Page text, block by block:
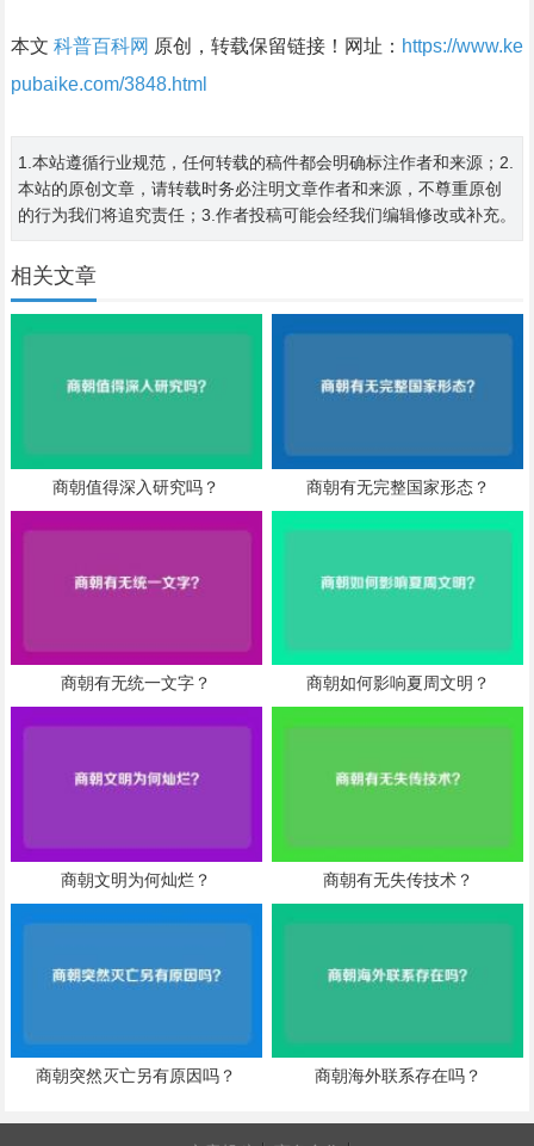
本文 科普百科网 原创，转载保留链接！网址： https://www.ke
pubaike.com/3848.html
1.本站遵循行业规范，任何转载的稿件都会明确标注作者和来源；2.
本站的原创文章，请转载时务必注明文章作者和来源，不尊重原创
的行为我们将追究责任；3.作者投稿可能会经我们编辑修改或补充。
相关文章
商朝值得深入研究吗？ 商朝有无完整国家形态？
商朝有无统一文字？ 商朝如何影响夏周文明？
商朝文明为何灿烂？ 商朝有无失传技术？
商朝突然灭亡另有原因吗？ 商朝海外联系存在吗？